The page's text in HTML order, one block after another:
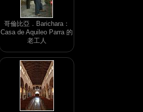
哥倫比亞．Barichara：
Casa de Aquileo Parra 的
老工人